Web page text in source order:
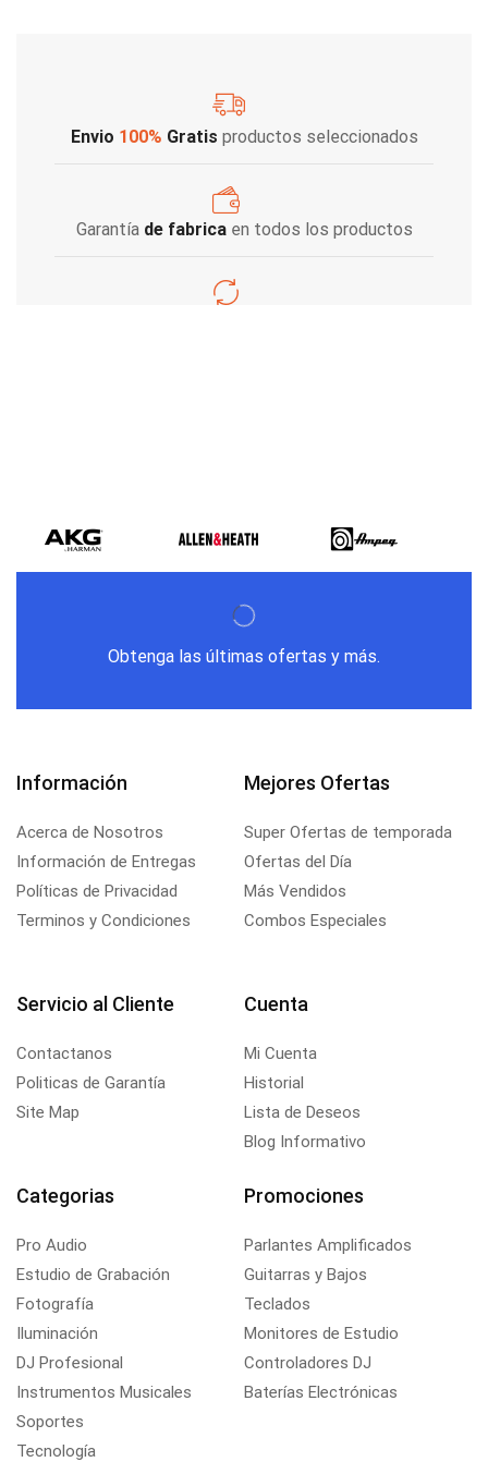
Envio 100% Gratis productos seleccionados
Garantía de fabricaen todos los productos
Obtenga las últimas ofertas y más.
Información
Acerca de Nosotros
Información de Entregas
Políticas de Privacidad
Terminos y Condiciones
Mejores Ofertas
Super Ofertas de temporada
Ofertas del Día
Más Vendidos
Combos Especiales
Servicio al Cliente
Contactanos
Politicas de Garantía
Site Map
Cuenta
Mi Cuenta
Historial
Lista de Deseos
Blog Informativo
Categorias
Pro Audio
Estudio de Grabación
Fotografía
Iluminación
DJ Profesional
Instrumentos Musicales
Soportes
Tecnología
Promociones
Parlantes Amplificados
Guitarras y Bajos
Teclados
Monitores de Estudio
Controladores DJ
Baterías Electrónicas